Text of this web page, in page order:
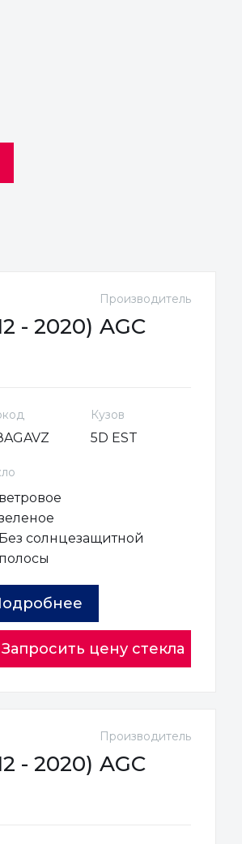
- 2020)
Производитель
AGC
Кузов
5D EST
ветровое
Без солнцезащитной
полосы
Запросить цену стекла
- 2020)
Производитель
AGC